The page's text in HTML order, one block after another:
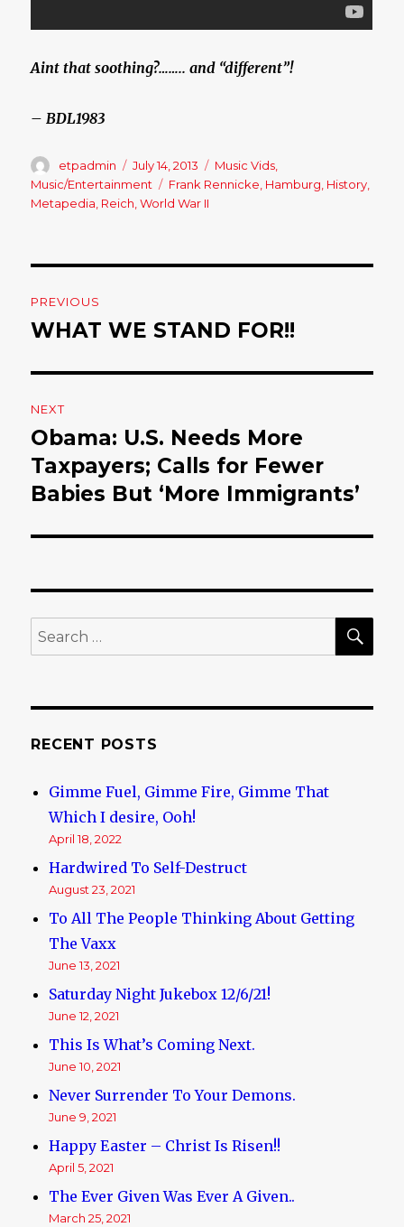
Aint that soothing?…….. and “different”!
– BDL1983
Author
etpadmin
Posted
on
July 14, 2013 Categories
Music Vids
Music/Entertainment
Tags
Frank Rennicke, Hamburg, History,
Metapedia, Reich,World War II
navigation
PREVIOUS
Previous
WHAT WE STAND FOR!!
NEXT
Next
post:
Obama: U.S. Needs More
Taxpayers; Calls for Fewer
Babies But ‘More Immigrants’
Search
for:
RECENT POSTS
Gimme Fuel, Gimme Fire, Gimme That
Which I desire, Ooh!
April 18, 2022
Hardwired To Self-Destruct
August 23, 2021
To All The People Thinking About Getting
The Vaxx
June 13, 2021
Saturday Night Jukebox 12/6/21!
June 12, 2021
This Is What’s Coming Next.
June 10, 2021
Never Surrender To Your Demons.
June 9, 2021
Happy Easter – Christ Is Risen!!
April 5, 2021
The Ever Given Was Ever A Given..
March 25, 2021